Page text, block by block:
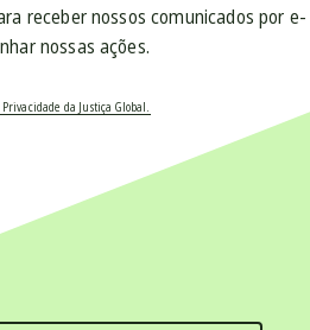
receber nossos comunicados por e-
nossas ações.
da Justiça Global.